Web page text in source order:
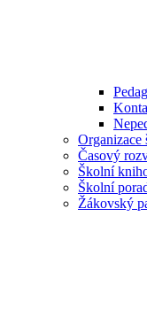
Organizace
Časový
Školní
Školní
Žákovský